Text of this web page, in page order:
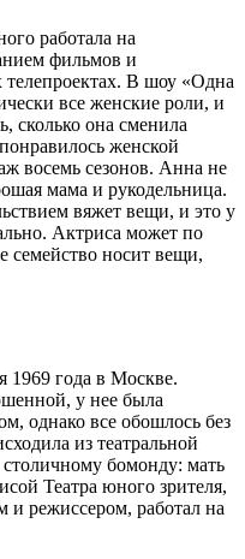
работала на
фильмов и
телепроектах. В шоу «Одна
все женские роли, и
сколько она сменила
женской
восемь сезонов. Анна не
мама и рукодельница.
вяжет вещи, и это у
Актриса может по
семейство носит вещи,
1969 года в Москве.
у нее была
однако все обошлось без
из театральной
бомонду: мать
Театра юного зрителя,
режиссером, работал на